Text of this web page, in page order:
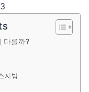
다를까?
지방